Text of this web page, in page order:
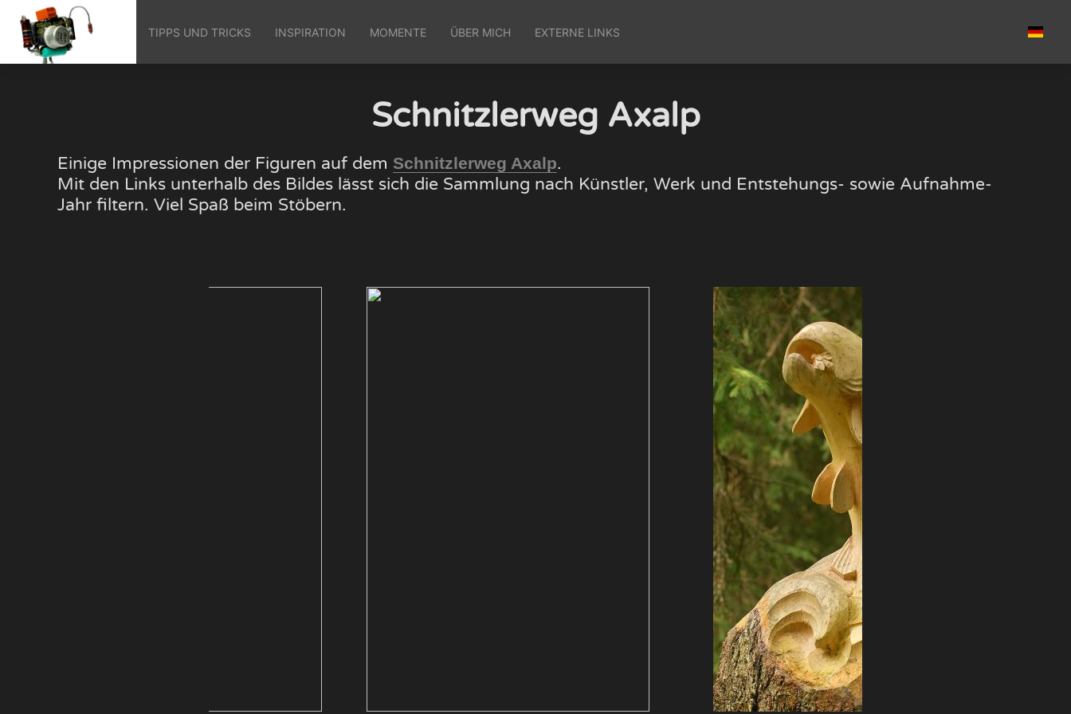
TIPPS UND TRICKS INSPIRATION MOMENTE ÜBER MICH EXTERNE LINKS
Schnitzlerweg Axalp
Einige Impressionen der Figuren auf dem Schnitzlerweg Axalp.
Mit den Links unterhalb des Bildes lässt sich die Sammlung nach Künstler, Werk und Entstehungs- sowie Aufnahme-
Jahr filtern. Viel Spaß beim Stöbern.